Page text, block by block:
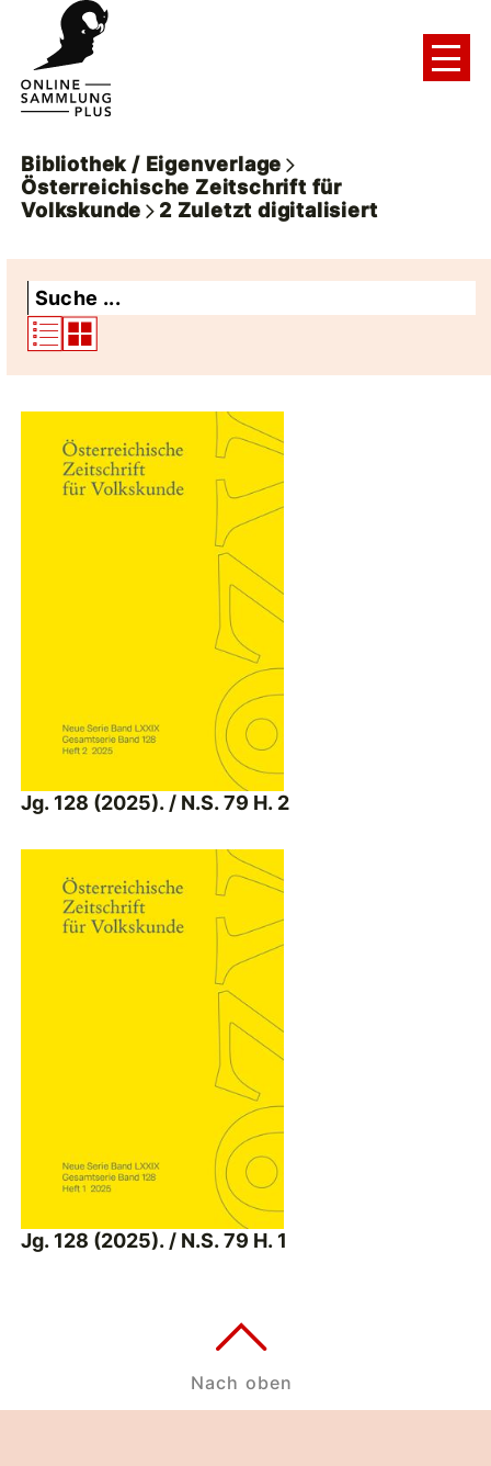
Bibliothek / Eigenverlage
Österreichische Zeitschrift für
Volkskunde
2Zuletzt digitalisiert
Jg. 128 (2025). / N.S. 79 H. 2
Jg. 128 (2025). / N.S. 79 H. 1
Nach oben